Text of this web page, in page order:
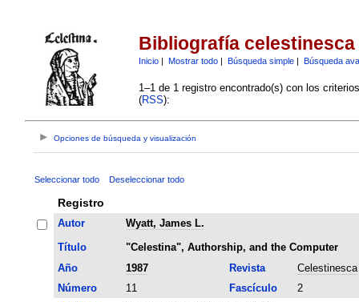
Bibliografía celestinesca
Inicio| Mostrar todo| Búsqueda simple| Búsqueda
1–1 de 1 registro encontrado(s) con los
(RSS):
Opciones de búsqueda y visualización
Seleccionar todo Deseleccionar todo
Registro
Autor
Wyatt, James L.
Título
"Celestina", Authorship, and the Computer
Año
1987 Revista
Celestinesca
Número
11 Fascículo
2